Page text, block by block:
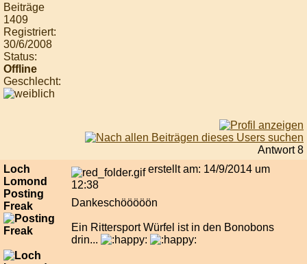
Beiträge
1409
Registriert:
30/6/2008
Status:
Offline
Geschlecht:
Antwort 8
Loch
Lomond
Posting
Freak
erstellt am: 14/9/2014 um
12:38
Dankeschööööön
Ein Rittersport Würfel ist in den Bonobons
drin...